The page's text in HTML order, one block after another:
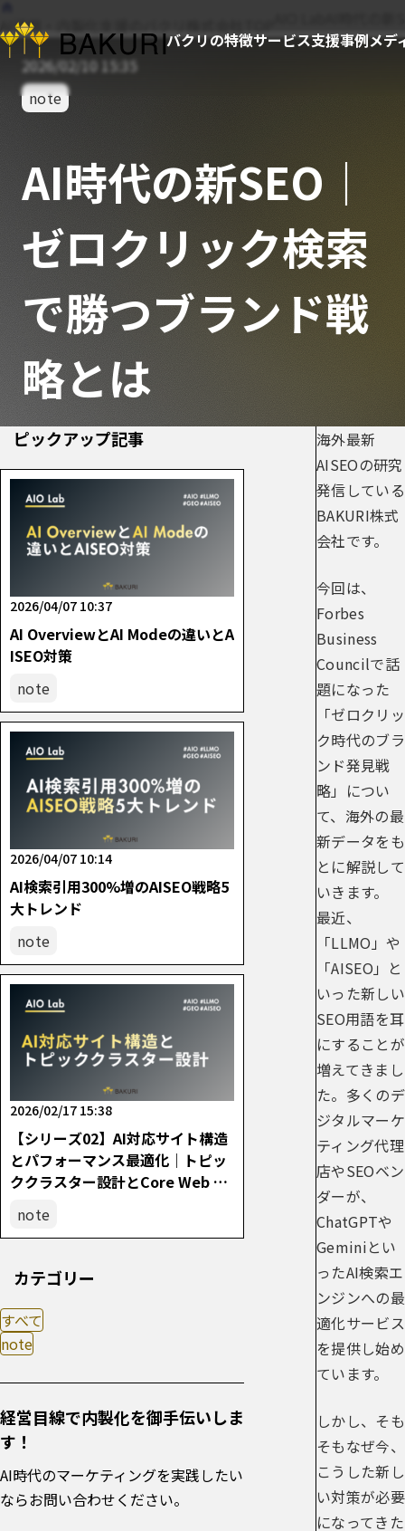
バクリの特徴サービス支援事例メデ
AI活用・内製化支援のバクリ株式会社TOP
2026/02/10 15:35
note
AI時代の新SEO｜
ゼロクリック検索
で勝つブランド戦
略とは
海外最新
AISEOの研究
発信している
BAKURI株式
会社です。
今回は、
Forbes
Business
Councilで話
題になった
「ゼロクリッ
ク時代のブラ
ンド発見戦
略」につい
て、海外の最
新データをも
とに解説して
いきます。
最近、
「LLMO」や
「AISEO」と
いった新しい
SEO用語を耳
にすることが
増えてきまし
た。多くのデ
ジタルマーケ
ティング代理
店やSEOベン
ダーが、
ChatGPTや
Geminiとい
ったAI検索エ
ンジンへの最
適化サービス
を提供し始め
ています。
しかし、そも
そもなぜ今、
こうした新し
い対策が必要
になってきた
ピックアップ記事
2026/04/07 10:37
AI OverviewとAI Modeの違いとA
ISEO対策
note
2026/04/07 10:14
AI検索引用300%増のAISEO戦略5
大トレンド
note
2026/02/17 15:38
【シリーズ02】AI対応サイト構造
とパフォーマンス最適化｜トピッ
ククラスター設計とCore Web Vit
note
カテゴリー
すべて
note
経営目線で内製化を御手伝いしま
す！
AI時代のマーケティングを実践したい
ならお問い合わせください。